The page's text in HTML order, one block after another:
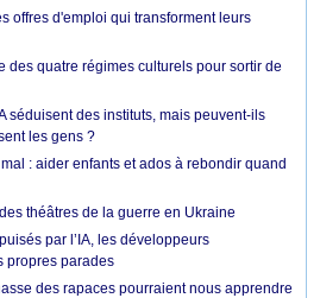
offres d'emploi qui transforment leurs
des quatre régimes culturels pour sortir de
séduisent des instituts, mais peuvent-ils
les gens ?
: aider enfants et ados à rebondir quand
théâtres de la guerre en Ukraine
par l’IA, les développeurs
propres parades
des rapaces pourraient nous apprendre